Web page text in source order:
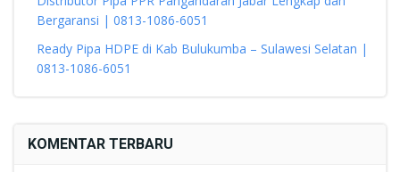
Bergaransi | 0813-1086-6051
Ready Pipa HDPE di Kab Bulukumba – Sulawesi Selatan |
0813-1086-6051
KOMENTAR TERBARU